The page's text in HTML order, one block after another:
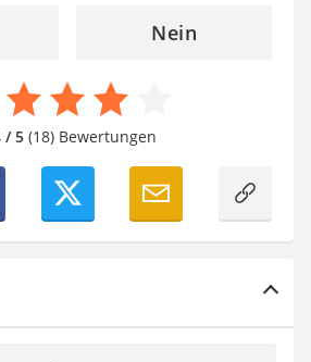
Nein
/ 5(18) Bewertungen